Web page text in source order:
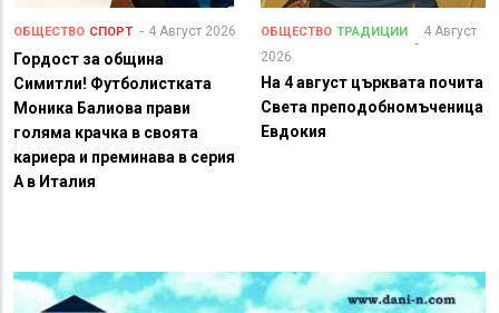
ОБЩЕСТВО СПОРТ 4 Август 2026
Гордост за община
Симитли! Футболистката
Моника Балиова прави
голяма крачка в своята
кариера и преминава в серия
А в Италия
ОБЩЕСТВО ТРАДИЦИИ
4 Август
2026
На 4 август църквата почита
Света преподобномъченица
Евдокия